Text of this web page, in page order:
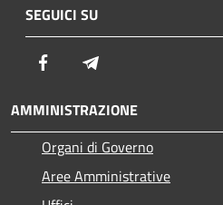
SEGUICI SU
Facebook
AMMINISTRAZIONE
Organi di Governo
Aree Amministrative